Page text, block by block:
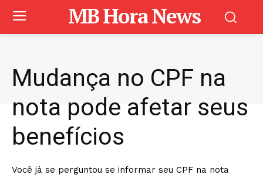
MB Hora News
Mudança no CPF na
nota pode afetar seus
benefícios
Você já se perguntou se informar seu CPF na nota